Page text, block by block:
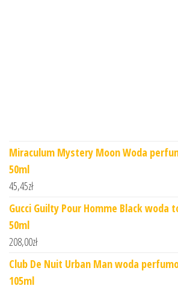
Miraculum Mystery Moon Woda
50ml
45,45zł
Gucci Guilty Pour Homme Black woda
50ml
208,00zł
Club De Nuit Urban Man woda
105ml